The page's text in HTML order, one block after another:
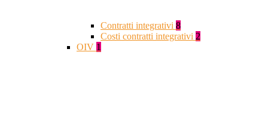
Contratti integrativi 8
Costi contratti integrativi 2
OIV 1